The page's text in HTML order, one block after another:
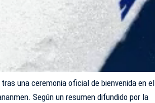
una ceremonia oficial de bienvenida en el
Según un resumen difundido por la